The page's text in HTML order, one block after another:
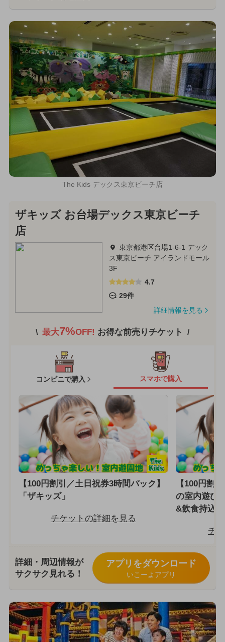
The Kids デックス東京ビーチ店
ザキッズ お台場デックス東京ビーチ
店
東京都港区台場1-6-1 デック
ス東京ビーチ アイランドモール
3F
4.7
29件
詳細情報を見る
最大7%OFF! お得な前売りチケット
コンビニで購入 スマホで購入
【100円割引／土日祝券3時間パック】
「ザキッズ」
チケットの詳細を見る
【100円割
の室内遊び
&飲食持込可
チ
詳細・周辺情報が
サクサク見れる！
アプリをダウンロード
いこーよアプリ